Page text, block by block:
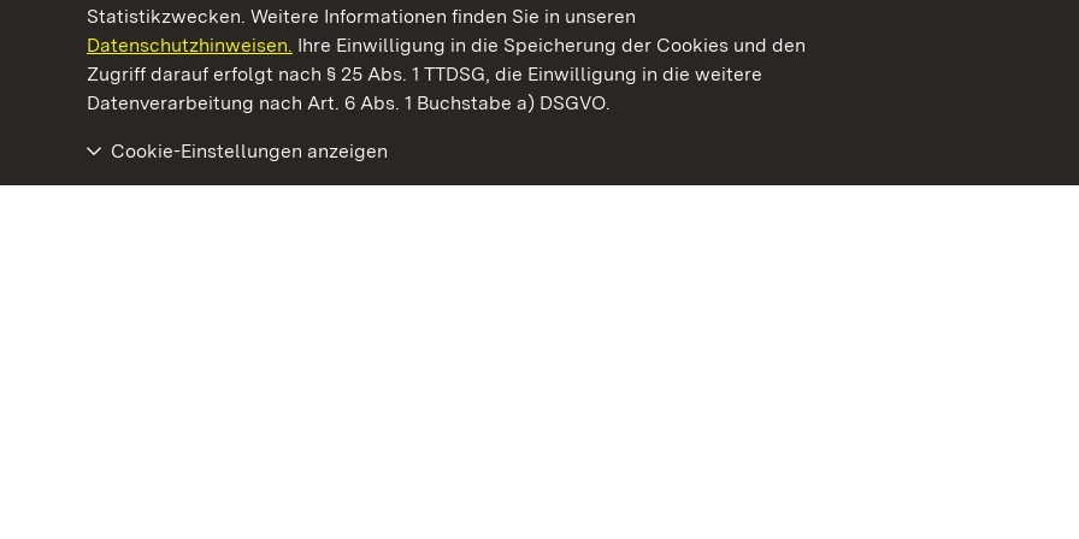
Statistikzwecken. Weitere Informationen finden Sie in unseren
Datenschutzhinweisen. Ihre Einwilligung in die Speicherung der Cookies und den
Zugriff darauf erfolgt nach § 25 Abs. 1 TTDSG, die Einwilligung in die weitere
Datenverarbeitung nach Art. 6 Abs. 1 Buchstabe a) DSGVO.
Cookie-Einstellungen anzeigen
Kommen. Staunen. Genießen.